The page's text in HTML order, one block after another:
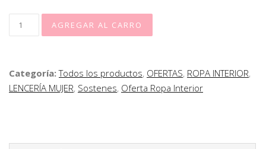
Categoría:Todos los productos, OFERTAS, ROPA INTERIOR,
LENCERÍA MUJER, Sostenes, Oferta Ropa Interior